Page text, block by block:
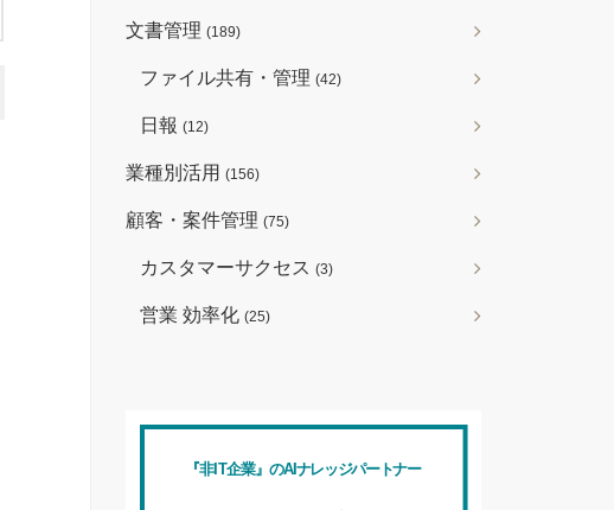
文書管理 (189)
ファイル共有・管理 (42)
日報 (12)
業種別活用 (156)
顧客・案件管理 (75)
カスタマーサクセス (3)
営業 効率化 (25)